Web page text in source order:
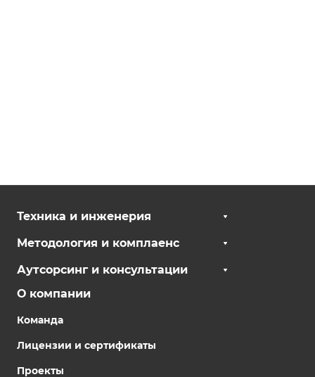
Техника и инженерия
Методология и комплаенс
Аутсорсинг и консультации
О компании
Команда
Лицензии и сертификаты
Проекты